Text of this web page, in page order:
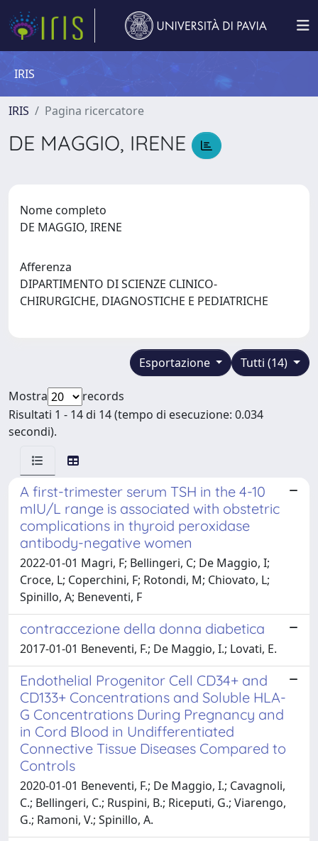
IRIS
IRIS Pagina ricercatore
DE MAGGIO, IRENE
Nome completo
DE MAGGIO, IRENE
Afferenza
DIPARTIMENTO DI SCIENZE CLINICO-
CHIRURGICHE, DIAGNOSTICHE E PEDIATRICHE
Tutti (14)
Esportazione
Mostra
records
Risultati 1 - 14 di 14 (tempo di esecuzione: 0.034
secondi).
A first-trimester serum TSH in the 4-10
mIU/L range is associated with obstetric
complications in thyroid peroxidase
antibody-negative women
2022-01-01 Magri, F; Bellingeri, C; De Maggio, I;
Croce, L; Coperchini, F; Rotondi, M; Chiovato, L;
Spinillo, A; Beneventi, F
contraccezione della donna diabetica
2017-01-01 Beneventi, F.; De Maggio, I.; Lovati, E.
Endothelial Progenitor Cell CD34+ and
CD133+ Concentrations and Soluble HLA-
G Concentrations During Pregnancy and
in Cord Blood in Undifferentiated
Connective Tissue Diseases Compared to
Controls
2020-01-01 Beneventi, F.; De Maggio, I.; Cavagnoli,
C.; Bellingeri, C.; Ruspini, B.; Riceputi, G.; Viarengo,
G.; Ramoni, V.; Spinillo, A.